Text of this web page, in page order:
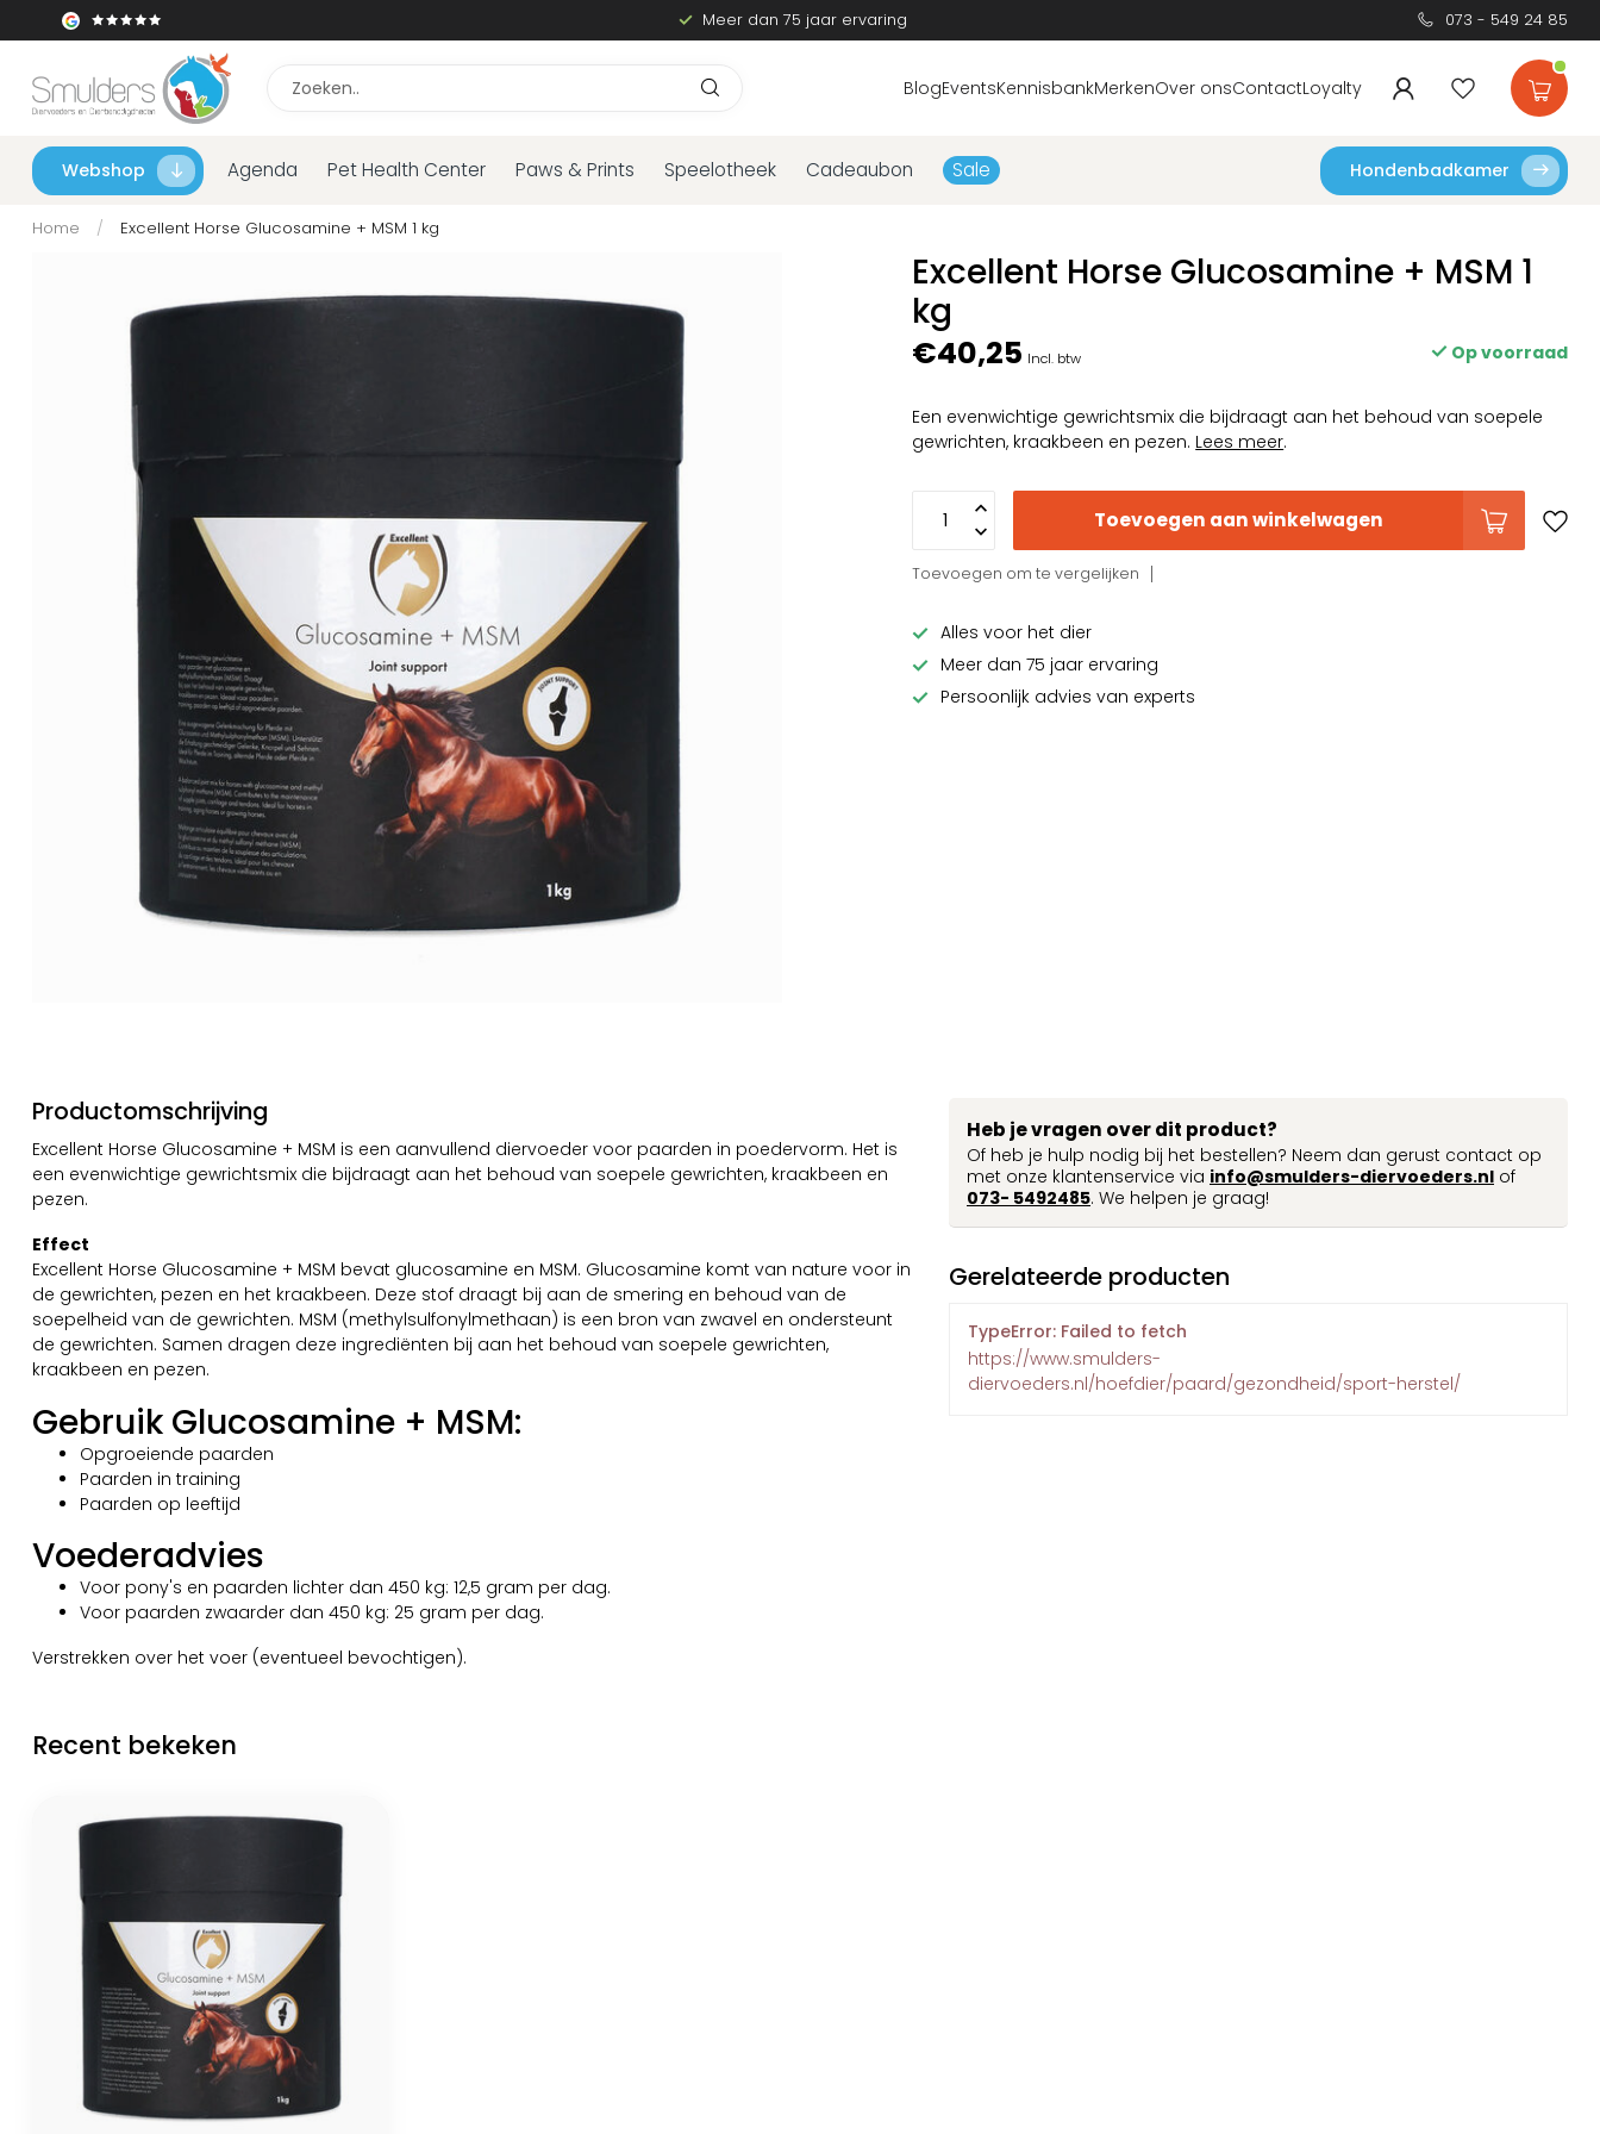
Meer dan 75 jaar ervaring 073 - 549 24 85
BlogEventsKennisbankMerkenOver onsContactLoyalty
Webshop Agenda Pet Health Center Paws & Prints Speelotheek Cadeaubon Sale Hondenbadkamer
Home / Excellent Horse Glucosamine + MSM 1 kg
Excellent Horse Glucosamine + MSM 1
kg
€40,25 Incl. btw Op voorraad
Een evenwichtige gewrichtsmix die bijdraagt aan het behoud van soepele
gewrichten, kraakbeen en pezen. Lees meer.
Toevoegen aan winkelwagen
Toevoegen om te vergelijken
Alles voor het dier
Meer dan 75 jaar ervaring
Persoonlijk advies van experts
Productomschrijving
Excellent Horse Glucosamine + MSM is een aanvullend diervoeder voor paarden in poedervorm. Het is
een evenwichtige gewrichtsmix die bijdraagt aan het behoud van soepele gewrichten, kraakbeen en
pezen.
Effect
Excellent Horse Glucosamine + MSM bevat glucosamine en MSM. Glucosamine komt van nature voor in
de gewrichten, pezen en het kraakbeen. Deze stof draagt bij aan de smering en behoud van de
soepelheid van de gewrichten. MSM (methylsulfonylmethaan) is een bron van zwavel en ondersteunt
de gewrichten. Samen dragen deze ingrediënten bij aan het behoud van soepele gewrichten,
kraakbeen en pezen.
Gebruik Glucosamine + MSM:
Opgroeiende paarden
Paarden in training
Paarden op leeftijd
Voederadvies
Voor pony's en paarden lichter dan 450 kg: 12,5 gram per dag.
Voor paarden zwaarder dan 450 kg: 25 gram per dag.
Verstrekken over het voer (eventueel bevochtigen).
Heb je vragen over dit product?
Of heb je hulp nodig bij het bestellen? Neem dan gerust contact op
met onze klantenservice via info@smulders-diervoeders.nl of
073- 5492485. We helpen je graag!
Gerelateerde producten
TypeError: Failed to fetch
https://www.smulders-
diervoeders.nl/hoefdier/paard/gezondheid/sport-herstel/
Recent bekeken